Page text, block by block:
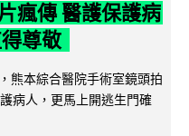
瘋傳 醫護保護病
尊敬
熊本綜合醫院手術室鏡頭拍
病人，更馬上開逃生門確